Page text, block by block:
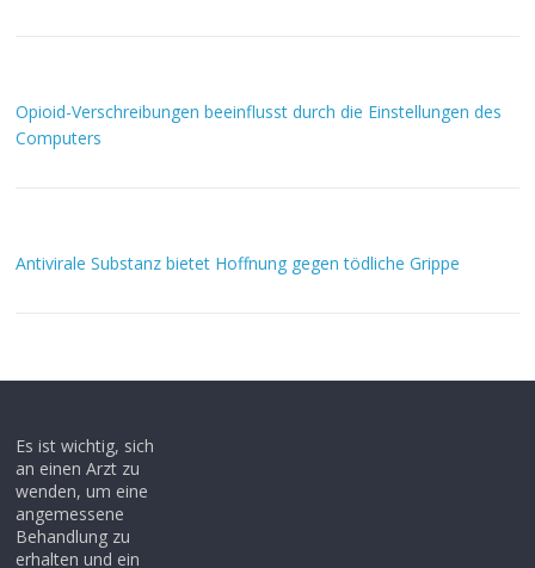
Opioid-Verschreibungen beeinflusst durch die Einstellungen des
Computers
Antivirale Substanz bietet Hoffnung gegen tödliche Grippe
Es ist wichtig, sich
an einen Arzt zu
wenden, um eine
angemessene
Behandlung zu
erhalten und ein